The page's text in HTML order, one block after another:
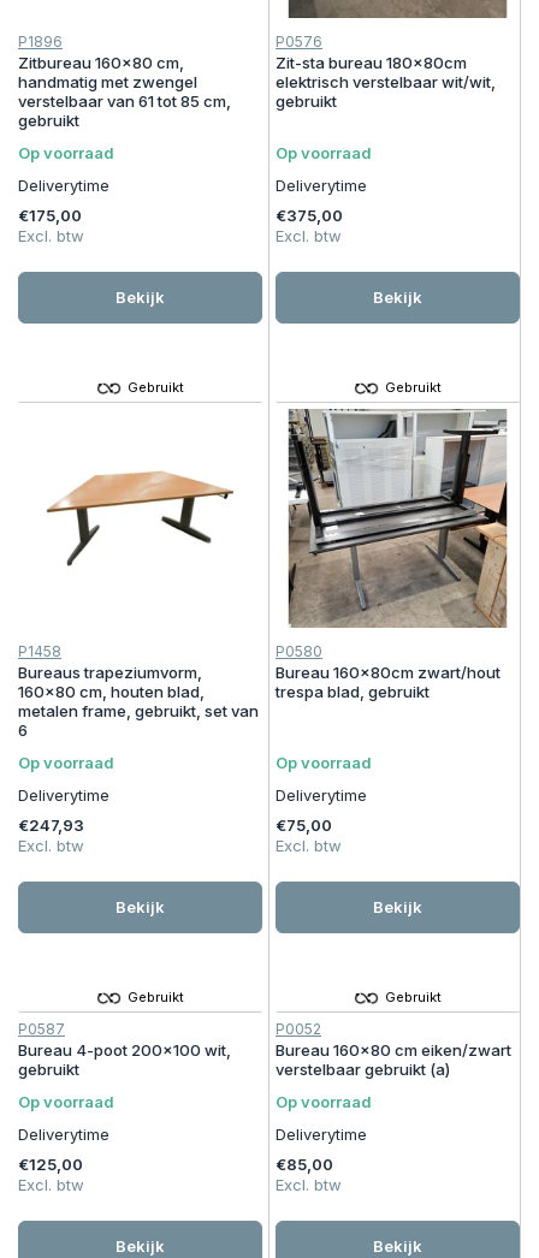
P1896
Zitbureau 160x80 cm,
handmatig met zwengel
verstelbaar van 61 tot 85 cm,
gebruikt
Op voorraad
Deliverytime
€175,00
Excl. btw
Bekijk
P0576
Zit-sta bureau 180x80cm
elektrisch verstelbaar wit/wit,
gebruikt
Op voorraad
Deliverytime
€375,00
Excl. btw
Bekijk
Gebruikt
P1458
Bureaus trapeziumvorm,
160x80 cm, houten blad,
metalen frame, gebruikt, set van
6
Op voorraad
Deliverytime
€247,93
Excl. btw
Bekijk
Gebruikt
P0580
Bureau 160x80cm zwart/hout
trespa blad, gebruikt
Op voorraad
Deliverytime
€75,00
Excl. btw
Bekijk
Gebruikt
P0587
Bureau 4-poot 200x100 wit,
gebruikt
Op voorraad
Deliverytime
€125,00
Excl. btw
Bekijk
Gebruikt
P0052
Bureau 160x80 cm eiken/zwart
verstelbaar gebruikt (a)
Op voorraad
Deliverytime
€85,00
Excl. btw
Bekijk